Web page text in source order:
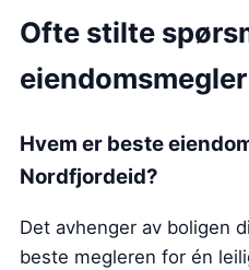
Ofte stilte
eiendomsmegler
Hvem er beste
Nordfjordeid?
Det avhenger av boligen
beste megleren for én